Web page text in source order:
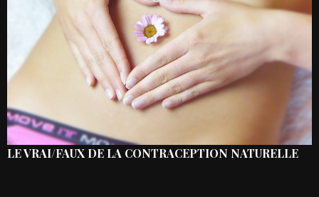
LE VRAI/FAUX DE LA CONTRACEPTION NATURELLE